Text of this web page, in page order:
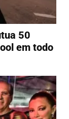
50
em todo